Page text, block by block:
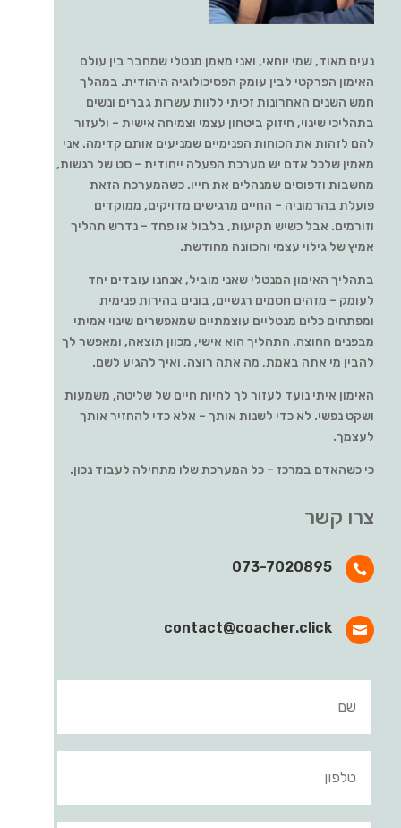
נעים מאוד, שמי יוחאי, ואני מאמן מנטלי שמחבר בין עולם
האימון הפרקטי לבין עומק הפסיכולוגיה היהודית. במהלך
חמש השנים האחרונות זכיתי ללוות עשרות גברים ונשים
בתהליכי שינוי, חיזוק ביטחון עצמי וצמיחה אישית – ולעזור
להם לזהות את הכוחות הפנימיים שמניעים אותם קדימה. אני
מאמין שלכל אדם יש מערכת הפעלה ייחודית – סט של רגשות,
מחשבות ודפוסים שמנהלים את חייו. כשהמערכת הזאת
פועלת בהרמוניה – החיים מרגישים מדויקים, ממוקדים
וזורמים. אבל כשיש תקיעות, בלבול או פחד – נדרש תהליך
אמיץ של גילוי עצמי והכוונה מחודשת.
בתהליך האימון המנטלי שאני מוביל, אנחנו עובדים יחד
לעומק – מזהים חסמים רגשיים, בונים בהירות פנימית
ומפתחים כלים מנטליים עוצמתיים שמאפשרים שינוי אמיתי
מבפנים החוצה. התהליך הוא אישי, מכוון תוצאה, ומאפשר לך
להבין מי אתה באמת, מה אתה רוצה, ואיך להגיע לשם.
האימון איתי נועד לעזור לך לחיות חיים של שליטה, משמעות
ושקט נפשי. לא כדי לשנות אותך – אלא כדי להחזיר אותך
לעצמך.
כי כשהאדם במרכז – כל המערכת שלו מתחילה לעבוד נכון.
צרו קשר

073-7020895

contact@coacher.click